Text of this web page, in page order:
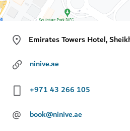
Emirates Towers Hotel,
ninive.ae
+971 43 266 105
@
book@ninive.ae